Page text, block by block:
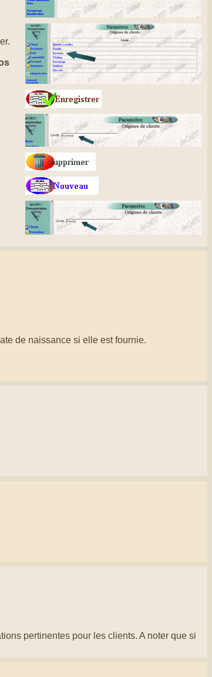
de naissance si elle est fournie.
pertinentes pour les clients. A noter que si